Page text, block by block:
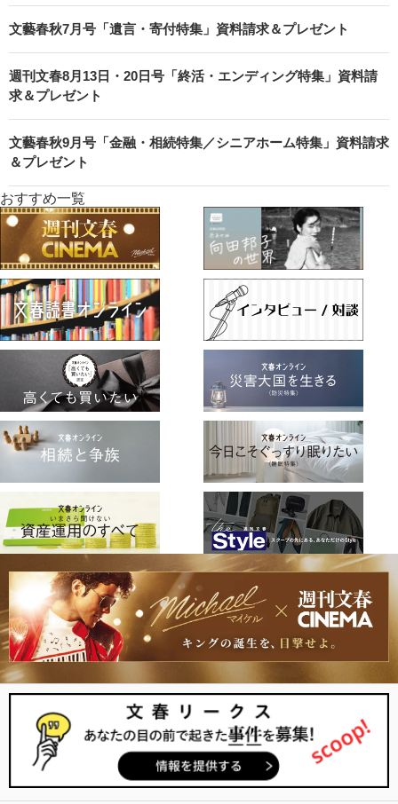
文藝春秋7月号「遺言・寄付特集」資料請求＆プレゼント
週刊文春8月13日・20日号「終活・エンディング特集」資料請
求＆プレゼント
文藝春秋9月号「金融・相続特集／シニアホーム特集」資料請求
＆プレゼント
おすすめ一覧